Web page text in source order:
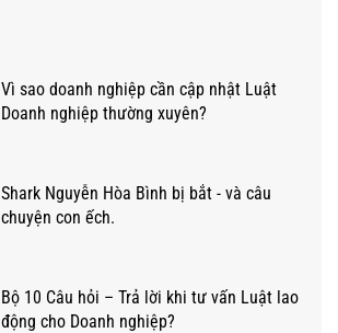
Vì sao doanh nghiệp cần cập nhật Luật
Doanh nghiệp thường xuyên?
Shark Nguyễn Hòa Bình bị bắt - và câu
chuyện con ếch.
Bộ 10 Câu hỏi – Trả lời khi tư vấn Luật lao
động cho Doanh nghiệp?